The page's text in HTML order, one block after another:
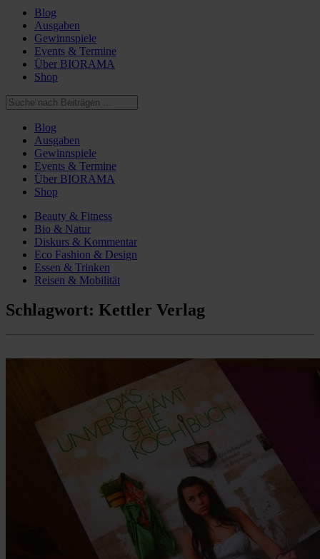
Blog
Ausgaben
Gewinnspiele
Events & Termine
Über BIORAMA
Shop
Blog
Ausgaben
Gewinnspiele
Events & Termine
Über BIORAMA
Shop
Beauty & Fitness
Bio & Natur
Diskurs & Kommentar
Eco Fashion & Design
Essen & Trinken
Reisen & Mobilität
Schlagwort: Kettler Verlag